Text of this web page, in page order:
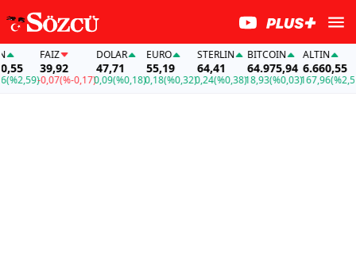
FAİZ
39,92
-0,07(%-0,17)
DOLAR
47,71
0,09(%0,18)
EURO
55,19
0,18(%0,32)
STERLIN
64,41
0,24(%0,38)
BITCOIN
64.975,94
18,93(%0,03)
ALTIN
6.660,55
167,96(%2,59)-